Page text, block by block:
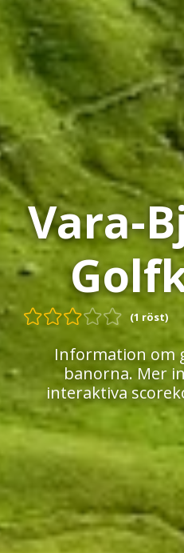
Vara-
(1 röst)
Information om
banorna. Mer
interaktiva